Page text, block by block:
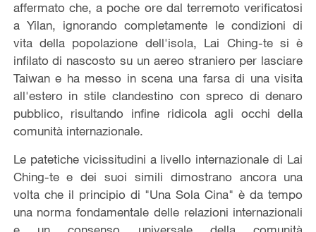
affermato che, a poche ore dal terremoto verificatosi
a Yilan, ignorando completamente le condizioni di
vita della popolazione dell'isola, Lai Ching-te si è
infilato di nascosto su un aereo straniero per lasciare
Taiwan e ha messo in scena una farsa di una visita
all'estero in stile clandestino con spreco di denaro
pubblico, risultando infine ridicola agli occhi della
comunità internazionale.
Le patetiche vicissitudini a livello internazionale di Lai
Ching-te e dei suoi simili dimostrano ancora una
volta che il principio di "Una Sola Cina" è da tempo
una norma fondamentale delle relazioni internazionali